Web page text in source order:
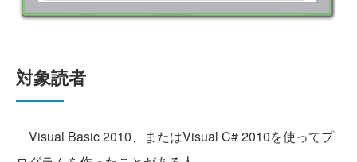
対象読者
Visual Basic 2010、またはVisual C# 2010を使ってプ